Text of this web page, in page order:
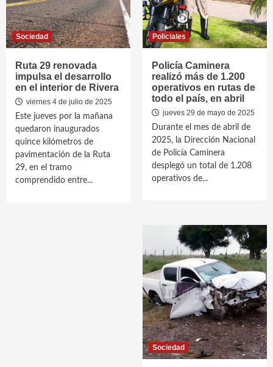
Sociedad
Ruta 29 renovada
impulsa el desarrollo
en el interior de Rivera
viernes 4 de julio de 2025
Este jueves por la mañana
quedaron inaugurados
quince kilómetros de
pavimentación de la Ruta
29, en el tramo
comprendido entre...
Policiales
Policía Caminera
realizó más de 1.200
operativos en rutas de
todo el país, en abril
jueves 29 de mayo de 2025
Durante el mes de abril de
2025, la Dirección Nacional
de Policía Caminera
desplegó un total de 1.208
operativos de...
Sociedad